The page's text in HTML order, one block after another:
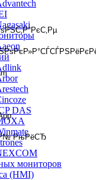
DAS
мониторов
(HMI)
РњРёСЂ